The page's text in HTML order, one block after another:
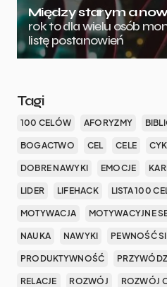
Między starym a
rok to dla wielu osób
listę postanowień
Tagi
100 CELÓW AFORYZMY
BOGACTWO CEL CELE
DOBRE NAWYKI EMOCJE
LIDER LIFEHACK LISTA 100
MOTYWACJA MOTYWACYJNE
NAUKA NAWYKI PEWNOŚĆ
PRODUKTYWNOŚĆ
RELACJE ROZWÓJ ROZWÓJ